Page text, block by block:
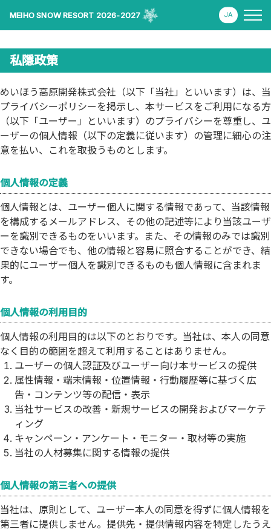
MEIHO SNOW RESORT 2026-2027
私隱政策
めいほう高原開発株式会社（以下「当社」といいます）は、当
プライバシーポリシーを掲示し、本サービスをご利用になる方
（以下「ユーザー」といいます）のプライバシーを尊重し、ユ
ーザーの個人情報（以下の定義に従います）の管理に細心の注
意を払い、これを取扱うものとします。
個人情報の定義
個人情報とは、ユーザー個人に関する情報であって、当該情報
を構成するメールアドレス、その他の記述等により当該ユーザ
ーを識別できるものをいいます。また、その情報のみでは識別
できない場合でも、他の情報と容易に照合することができ、結
果的にユーザー個人を識別できるものも個人情報に含まれま
す。
個人情報の利用目的
個人情報の利用目的は以下のとおりです。当社は、本人の同意
なく目的の範囲を超えて利用することはありません。
ユーザーの個人認証及びユーザー向け本サービスの提供
属性情報・端末情報・位置情報・行動履歴等に基づく広
告・コンテンツ等の配信・表示
当社サービスの改善・新規サービスの開発およびマーケテ
ィング
キャンペーン・アンケート・モニター・取材等の実施
当社の人材募集に関する情報の提供
個人情報の第三者への提供
当社は、原則として、ユーザー本人の同意を得ずに個人情報を
第三者に提供しません。提供先・提供情報内容を特定したうえ